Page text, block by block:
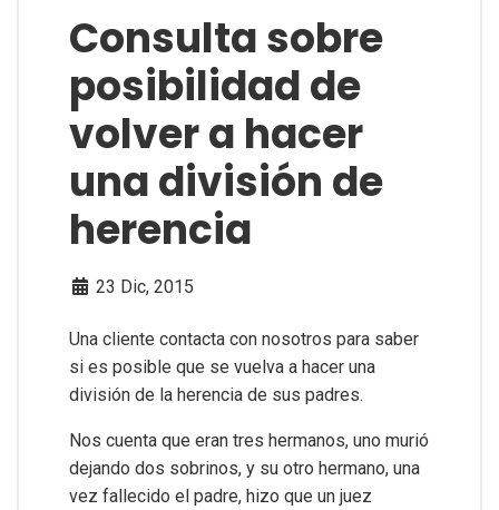
Consulta sobre
posibilidad de
volver a hacer
una división de
herencia
23 Dic, 2015
Una cliente contacta con nosotros para saber
si es posible que se vuelva a hacer una
división de la herencia de sus padres.
Nos cuenta que eran tres hermanos, uno murió
dejando dos sobrinos, y su otro hermano, una
vez fallecido el padre, hizo que un juez